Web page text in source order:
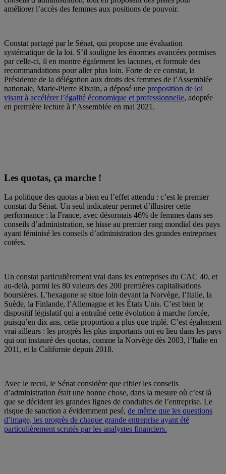
améliorer l’accès des femmes aux positions de pouvoir.
Constat partagé par le Sénat, qui propose une évaluation
systématique de la loi. S’il souligne les énormes avancées permises
par celle-ci, il en montre également les lacunes, et formule des
recommandations pour aller plus loin. Forte de ce constat, la
Présidente de la délégation aux droits des femmes de l’Assemblée
nationale, Marie-Pierre Rixain, a déposé une proposition de loi
visant à accélérer l’égalité économique et professionnelle, adoptée
en première lecture à l’Assemblée en mai 2021.
Les quotas, ça marche !
La politique des quotas a bien eu l’effet attendu : c’est le premier
constat du Sénat. Un seul indicateur permet d’illustrer cette
performance : la France, avec désormais 46% de femmes dans ses
conseils d’administration, se hisse au premier rang mondial des pays
ayant féminisé les conseils d’administration des grandes entreprises
cotées.
Un constat particulièrement vrai dans les entreprises du CAC 40, et
au-delà, parmi les 80 valeurs des 200 premières capitalisations
boursières. L’hexagone se situe loin devant la Norvège, l’Italie, la
Suède, la Finlande, l’Allemagne et les États Unis. C’est bien le
dispositif législatif qui a entraîné cette évolution à marche forcée,
puisqu’en dix ans, cette proportion a plus que triplé. C’est également
vrai ailleurs : les progrès les plus importants ont eu lieu dans les pays
qui ont instauré des quotas, comme la Norvège dès 2003, l’Italie en
2011, et la Californie depuis 2018.
Avec le recul, le Sénat considère que cibler les conseils
d’administration était une bonne chose, dans la mesure où c’est là
que se décident les grandes lignes de conduites de l’entreprise. Le
risque de sanction a évidemment pesé, de même que les questions
d’image, les progrès de chaque grande entreprise ayant été
particulièrement scrutés par les analystes financiers.